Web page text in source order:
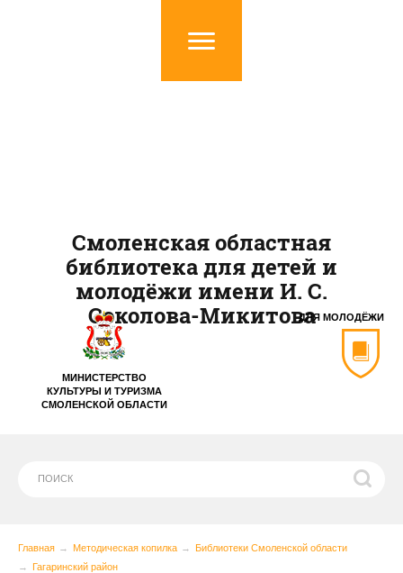
МИНИСТЕРСТВО
КУЛЬТУРЫ И ТУРИЗМА
СМОЛЕНСКОЙ ОБЛАСТИ
ДЛЯ МОЛОДЁЖИ
Смоленская областная
библиотека для детей и
молодёжи имени И. С.
Соколова-Микитова
Главная Методическая копилка
Библиотеки Смоленской области
Гагаринский район